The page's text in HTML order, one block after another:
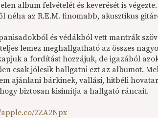
album felvételét és keverését is
néha az R.E.M. finomabb, akusztikus
és védákból vett mantrák
lemez meghallgatható az összes
a fordítást hozzájuk, de igazából
csak jólesik hallgatni ezt az albumot.
ajánlani bárkinek, vallási, hitbéli
hogy biztosan kisimítja a hallgató ráncait.
2ZA2Npx